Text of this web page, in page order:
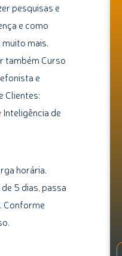
pesquisas e
e como
mais.
também Curso
e
Clientes:
de
horária.
5 dias, passa
Conforme